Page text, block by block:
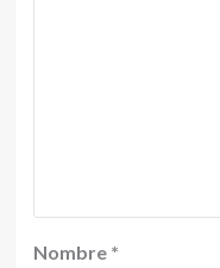
Nombre *